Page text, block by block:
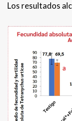
Los resultados